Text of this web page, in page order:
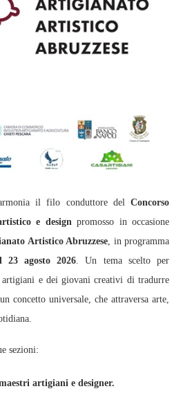
il filo conduttore del Concorso
e design promosso in occasione
Artistico Abruzzese , in programma
23 agosto 2026 . Un tema scelto per
artigiani e dei giovani creativi di tradurre
concetto universale, che attraversa arte,
sezioni:
artigiani e designer.